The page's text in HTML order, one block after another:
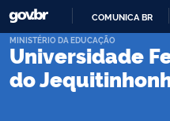
COMUNICA BR
Universidade
do
MINISTÉRIO DA EDUCAÇÃO